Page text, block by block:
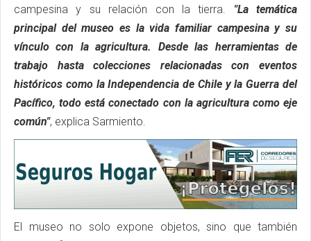
campesina y su relación con la tierra. "La temática
principal del museo es la vida familiar campesina y su
vínculo con la agricultura. Desde las herramientas de
trabajo hasta colecciones relacionadas con eventos
históricos como la Independencia de Chile y la Guerra del
Pacífico, todo está conectado con la agricultura como eje
común", explica Sarmiento.
El museo no solo expone objetos, sino que también